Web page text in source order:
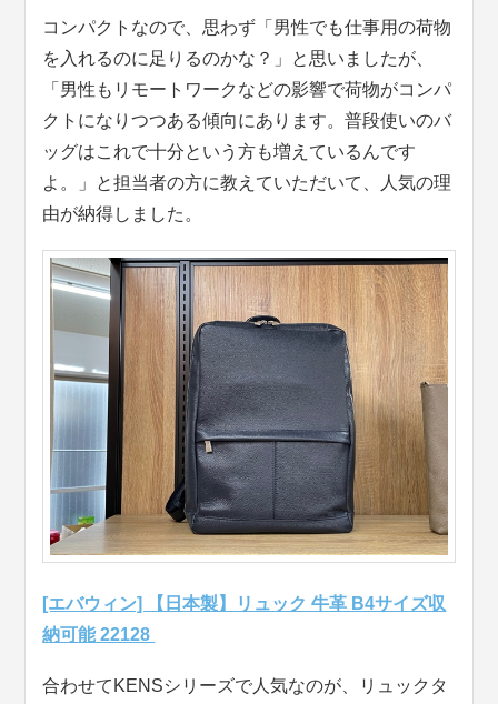
コンパクトなので、思わず「男性でも仕事用の荷物
を入れるのに足りるのかな？」と思いましたが、
「男性もリモートワークなどの影響で荷物がコンパ
クトになりつつある傾向にあります。普段使いのバ
ッグはこれで十分という方も増えているんです
よ。」と担当者の方に教えていただいて、人気の理
由が納得しました。
[エバウィン] 【日本製】リュック 牛革 B4サイズ収
納可能 22128
合わせてKENSシリーズで人気なのが、リュックタ